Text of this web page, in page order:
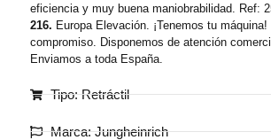
eficiencia y muy buena maniobrabilidad. Ref:
216. Europa Elevación. ¡Tenemos tu
compromiso. Disponemos de atención
Enviamos a toda España.
Tipo: Retráctil
Marca: Jungheinrich